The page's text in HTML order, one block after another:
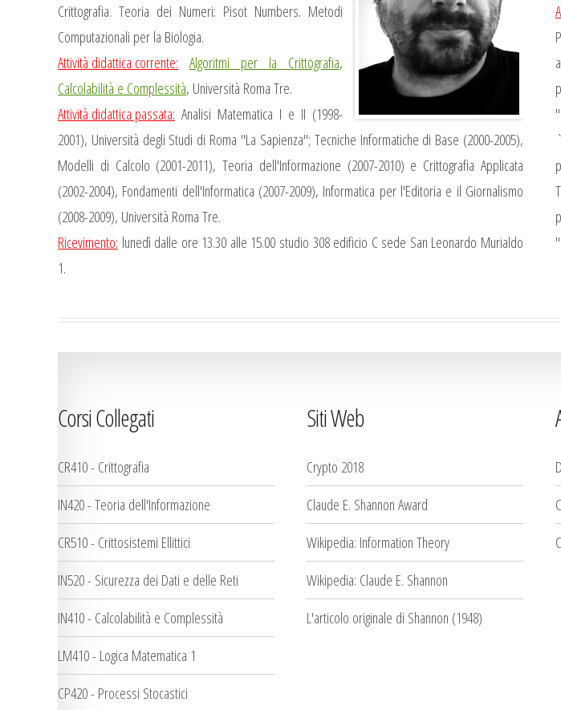
Crittografia. Teoria dei Numeri: Pisot Numbers. Metodi
Computazionali per la Biologia.
Attività didattica corrente: Algoritmi per la Crittografia,
Calcolabilità e Complessità, Università Roma Tre.
Attività didattica passata: Analisi Matematica I e II (1998-
2001), Università degli Studi di Roma "La Sapienza"; Tecniche Informatiche di Base (2000-2005),
Modelli di Calcolo (2001-2011), Teoria dell'Informazione (2007-2010) e Crittografia Applicata
(2002-2004), Fondamenti dell'Informatica (2007-2009), Informatica per l'Editoria e il Giornalismo
(2008-2009), Università Roma Tre.
Ricevimento: lunedì dalle ore 13.30 alle 15.00 studio 308 edificio C sede San Leonardo Murialdo
1.
Corsi Collegati
CR410 - Crittografia
IN420 - Teoria dell'Informazione
CR510 - Crittosistemi Ellittici
IN520 - Sicurezza dei Dati e delle Reti
IN410 - Calcolabilità e Complessità
LM410 - Logica Matematica 1
CP420 - Processi Stocastici
Siti Web
Crypto 2018
Claude E. Shannon Award
Wikipedia: Information Theory
Wikipedia: Claude E. Shannon
L'articolo originale di Shannon (1948)